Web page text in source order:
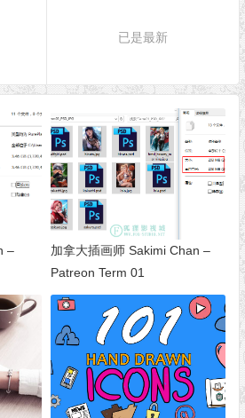
已是最新
–
加拿大插画师 Sakimi Chan –
Patreon Term 01